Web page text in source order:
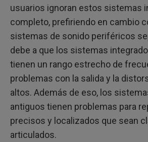
usuarios ignoran estos sistemas
completo, prefiriendo en cambio
sistemas de sonido periféricos
debe a que los sistemas
tienen un rango estrecho de
problemas con la salida y la
altos. Además de eso, los
antiguos tienen problemas para
precisos y localizados que sean
articulados.